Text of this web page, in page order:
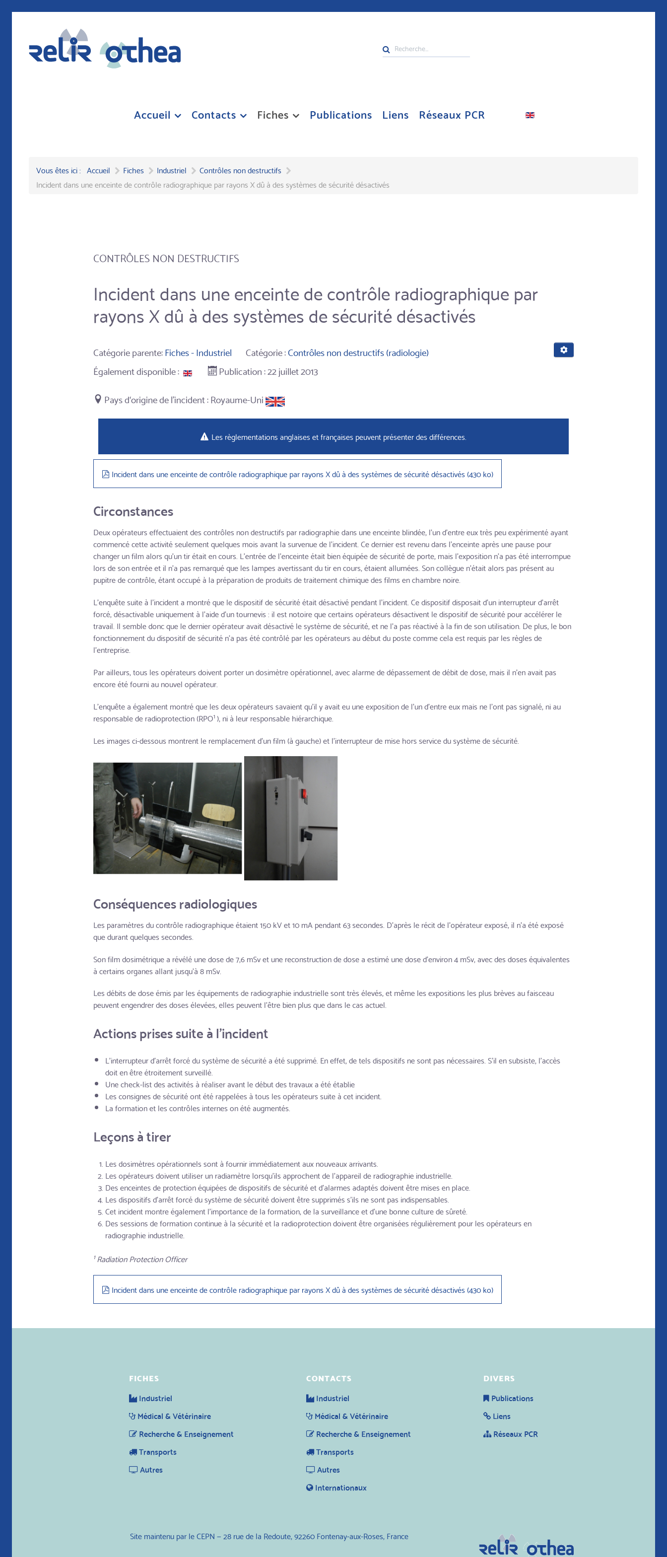
Rechercher
Accueil Contacts Fiches Publications Liens Réseaux PCR
Vous êtes ici : Accueil Fiches Industriel
Contrôles non destructifs
Incident dans une enceinte de contrôle radiographique par rayons X dû à des systèmes de sécurité désactivés
CONTRÔLES NON DESTRUCTIFS
Incident dans une enceinte de contrôle radiographique par
rayons X dû à des systèmes de sécurité désactivés
Catégorie parente:Fiches - Industriel Catégorie :Contrôles non destructifs (radiologie)
Également disponible :
Publication : 22 juillet 2013
Royaume-Uni
Les règlementations anglaises et françaises peuvent présenter des différences.
pdf
Incident dans une enceinte de contrôle radiographique par rayons X dû à des systèmes de sécurité désactivés(430 ko)
Circonstances
Deux opérateurs effectuaient des contrôles non destructifs par radiographie dans une enceinte blindée, l'un d'entre eux très peu expérimenté ayant
commencé cette activité seulement quelques mois avant la survenue de l'incident. Ce dernier est revenu dans l'enceinte après une pause pour
changer un film alors qu'un tir était en cours. L'entrée de l'enceinte était bien équipée de sécurité de porte, mais l'exposition n'a pas été interrompue
lors de son entrée et il n'a pas remarqué que les lampes avertissant du tir en cours, étaient allumées. Son collègue n'était alors pas présent au
pupitre de contrôle, étant occupé à la préparation de produits de traitement chimique des films en chambre noire.
L'enquête suite à l'incident a montré que le dispositif de sécurité était désactivé pendant l'incident. Ce dispositif disposait d'un interrupteur d'arrêt
forcé, désactivable uniquement à l'aide d'un tournevis : il est notoire que certains opérateurs désactivent le dispositif de sécurité pour accélérer le
travail. Il semble donc que le dernier opérateur avait désactivé le système de sécurité, et ne l'a pas réactivé à la fin de son utilisation. De plus, le bon
fonctionnement du dispositif de sécurité n'a pas été contrôlé par les opérateurs au début du poste comme cela est requis par les règles de
l'entreprise.
Par ailleurs, tous les opérateurs doivent porter un dosimètre opérationnel, avec alarme de dépassement de débit de dose, mais il n'en avait pas
encore été fourni au nouvel opérateur.
L'enquête a également montré que les deux opérateurs savaient qu'il y avait eu une exposition de l'un d'entre eux mais ne l'ont pas signalé, ni au
responsable de radioprotection (RPO1), ni à leur responsable hiérarchique.
Les images ci-dessous montrent le remplacement d'un film (à gauche) et l'interrupteur de mise hors service du système de sécurité.
Conséquences radiologiques
Les paramètres du contrôle radiographique étaient 150 kV et 10 mA pendant 63 secondes. D'après le récit de l'opérateur exposé, il n'a été exposé
que durant quelques secondes.
Son film dosimétrique a révélé une dose de 7,6 mSv et une reconstruction de dose a estimé une dose d'environ 4 mSv, avec des doses équivalentes
à certains organes allant jusqu'à 8 mSv.
Les débits de dose émis par les équipements de radiographie industrielle sont très élevés, et même les expositions les plus brèves au faisceau
peuvent engendrer des doses élevées, elles peuvent l'être bien plus que dans le cas actuel.
Actions prises suite à l'incident
L'interrupteur d'arrêt forcé du système de sécurité a été supprimé. En effet, de tels dispositifs ne sont pas nécessaires. S'il en subsiste, l'accès
doit en être étroitement surveillé.
Une check-list des activités à réaliser avant le début des travaux a été établie
Les consignes de sécurité ont été rappelées à tous les opérateurs suite à cet incident.
La formation et les contrôles internes on été augmentés.
Leçons à tirer
Les dosimètres opérationnels sont à fournir immédiatement aux nouveaux arrivants.
Les opérateurs doivent utiliser un radiamètre lorsqu'ils approchent de l'appareil de radiographie industrielle.
Des enceintes de protection équipées de dispositifs de sécurité et d'alarmes adaptés doivent être mises en place.
Les dispositifs d'arrêt forcé du système de sécurité doivent être supprimés s'ils ne sont pas indispensables.
Cet incident montre également l'importance de la formation, de la surveillance et d'une bonne culture de sûreté.
Des sessions de formation continue à la sécurité et la radioprotection doivent être organisées régulièrement pour les opérateurs en
radiographie industrielle.
1Radiation Protection Officer
pdf
Incident dans une enceinte de contrôle radiographique par rayons X dû à des systèmes de sécurité désactivés(430 ko)
FICHES
Industriel
Médical & Vétérinaire
Recherche & Enseignement
Transports
Autres
CONTACTS
Industriel
Médical & Vétérinaire
Recherche & Enseignement
Transports
Autres
Internationaux
DIVERS
Publications
Liens
Réseaux PCR
Site maintenu par le CEPN — 28 rue de la Redoute, 92260 Fontenay-aux-Roses, France